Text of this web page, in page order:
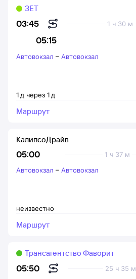
03:45
05:15
1 ч 30 м
ЗЕТ
1 д через 1 д
Автовокзал – Автовокзал
Маршрут
05:00 1 ч 37 м
КалипсоДрайв
неизвестно
Автовокзал – Автовокзал
Маршрут
05:50
25 ч 35 м
Трансагентство Фаворит